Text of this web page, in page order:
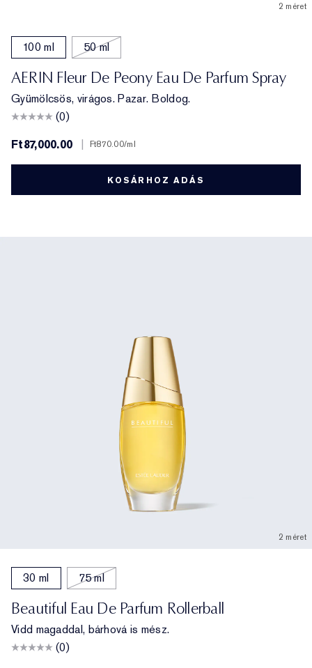
2 méret
100 ml 50 ml
AERIN Fleur De Peony Eau De Parfum Spray
Gyümölcsös, virágos. Pazar. Boldog.
(0)
Ft87,000.00
Ft870.00/ml
KOSÁRHOZ ADÁS
2 méret
30 ml 75 ml
Beautiful Eau De Parfum Rollerball
Vidd magaddal, bárhová is mész.
(0)